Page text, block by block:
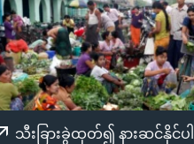
သီးခြားခွဲထုတ်၍ နားဆင်နိုင်